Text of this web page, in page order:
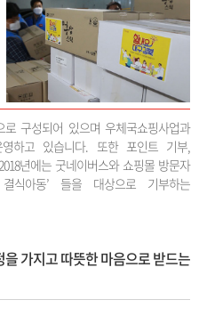
구성되어 있으며 우체국쇼핑사업과
하고 있습니다. 또한 포인트 기부,
년에는 굿네이버스와 쇼핑몰 방문자
식아동’ 들을 대상으로 기부하는
가지고 따뜻한 마음으로 받드는